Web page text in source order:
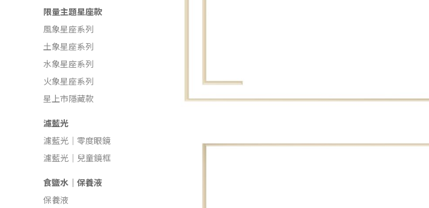
限量主題星座款
風象星座系列
土象星座系列
水象星座系列
火象星座系列
星上市隱藏款
濾藍光
濾藍光｜零度眼鏡
濾藍光｜兒童鏡框
食鹽水｜保養液
保養液